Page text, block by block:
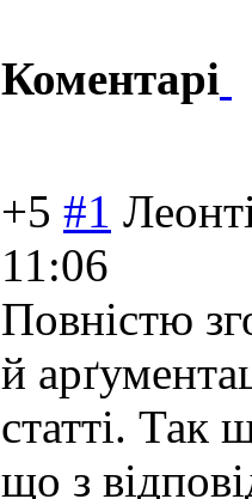
Коментарі
+5 #1
11:06
Повністю
й
статті. Так
що з